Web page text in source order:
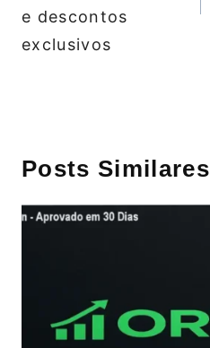
e descontos
exclusivos
Posts Similares